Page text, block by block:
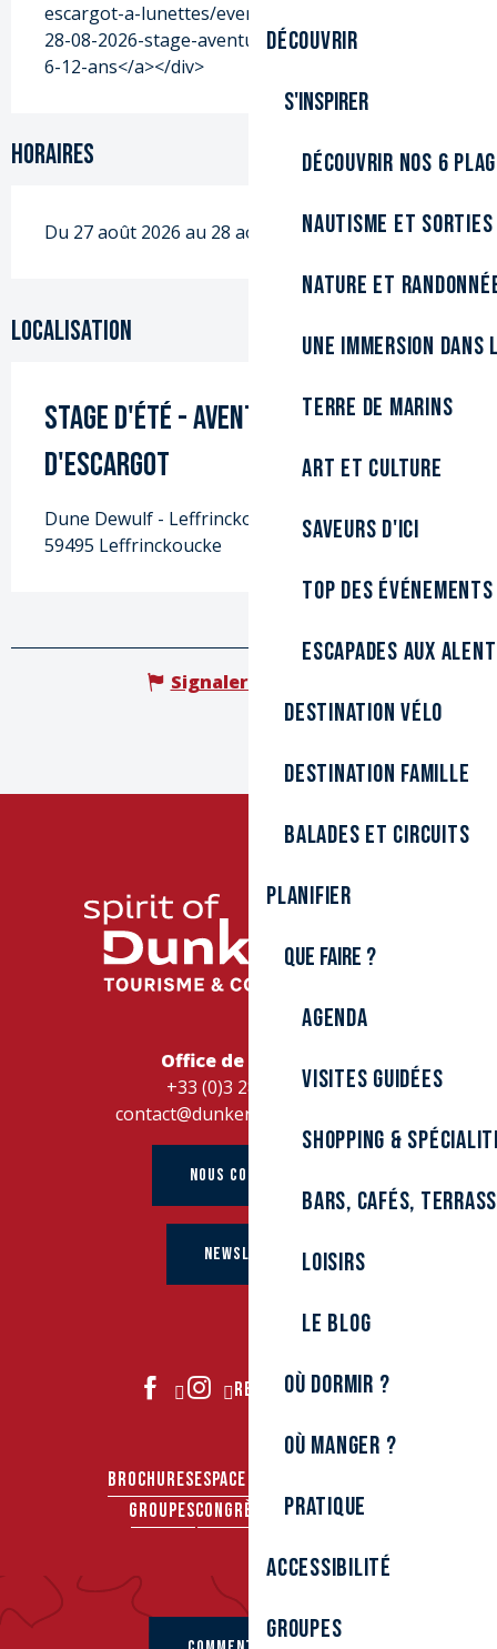
Découvrir
S'inspirer
Découvrir nos 6
Nautisme et sorties
Nature et
Une immersion
Terre de marins
Art et culture
Saveurs d'ici
Top des événements
Escapades aux
Destination Vélo
Destination Famille
Balades et circuits
Planifier
Que faire ?
Agenda
Visites guidées
Shopping &
Bars, cafés,
Loisirs
Le Blog
Où dormir ?
Où manger ?
Pratique
Accessibilité
Groupes
escargot-a-lunettes/evenements/27-08-2026-et-
28-08-2026-stage-aventures-a-dos-d-escargot-
6-12-ans</a></div>
Horaires
Du 27 août 2026 au 28 août 2026
Localisation
Stage d'été - Aventures à dos
d'escargot
Dune Dewulf - Leffrinckoucke, Chemin du Fort,
59495 Leffrinckoucke
Signaler une erreur
Office de Tourisme
+33 (0)3 28 26 27 28
contact@dunkerque-tourisme.fr
NOUS CONTACTER
NEWSLETTER
REJOIGNEZ-NOUS
BROCHURESESPACE PRO
GROUPESCONGRÈS & SÉMINAIRES